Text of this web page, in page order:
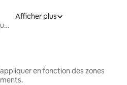
Locations moyenne et longue durée
Afficher plus
en fonction des zones